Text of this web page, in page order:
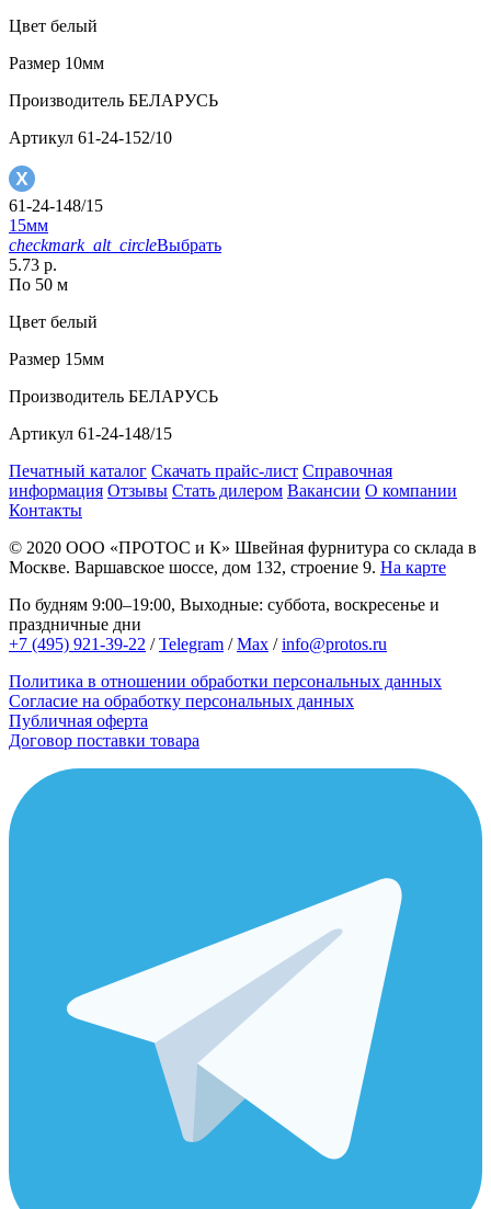
Цвет белый
Размер 10мм
Производитель БЕЛАРУСЬ
Артикул 61-24-152/10
61-24-148/15
15мм
checkmark_alt_circleВыбрать
5.73 р.
По 50 м
Цвет белый
Размер 15мм
Производитель БЕЛАРУСЬ
Артикул 61-24-148/15
Печатный каталог Скачать прайс-лист Справочная
информация Отзывы Стать дилером Вакансии О компании
Контакты
© 2020 ООО «ПРОТОС и К» Швейная фурнитура со склада в
Москве. Варшавское шоссе, дом 132, строение 9. На карте
По будням 9:00–19:00, Выходные: суббота, воскресенье и
праздничные дни
+7 (495) 921-39-22 /Telegram /Max /info@protos.ru
Политика в отношении обработки персональных данных
Согласие на обработку персональных данных
Публичная оферта
Договор поставки товара